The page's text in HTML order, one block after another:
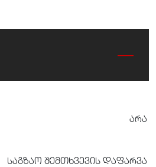
ᲐᲠᲐ
ᲡᲐᲒᲖᲐᲝ ᲨᲔᲛᲗᲮᲕᲔᲕᲘᲡ ᲓᲐᲤᲐᲠᲕᲐ